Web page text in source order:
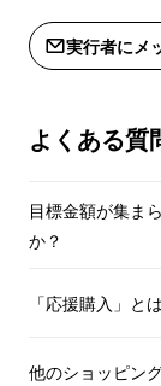
唐辛子の赤
した刺激
口に入れた
等）、酸化防
（ソルビット
酸Na）、酵
実行者にメ
よくある質
目標金額が集ま
か？
「応援購入」と
他のショッピン